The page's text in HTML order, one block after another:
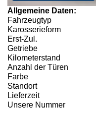
Allgemeine Daten:
Fahrzeugtyp
Karosserieform
Erst-Zul.
Getriebe
Kilometerstand
Anzahl der Türen
Farbe
Standort
Lieferzeit
Unsere Nummer